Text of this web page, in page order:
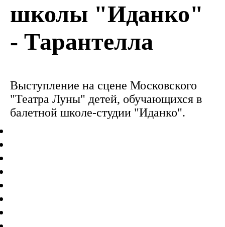
школы "Иданко"
- Тарантелла
Выступление на сцене Московского
"Театра Луны" детей, обучающихся в
балетной школе-студии "Иданко".